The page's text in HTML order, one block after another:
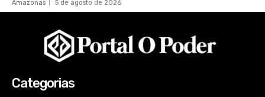
Amazonas 5 de agosto de 2026
Categorias